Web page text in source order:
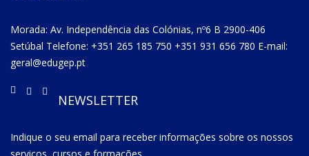
Morada: Av. Independência das Colónias, nº6 B 2900-406
Setúbal Telefone: +351 265 185 750 +351 931 656 780 E-mail:
geral@edugep.pt
NEWSLETTER
Indique o seu email para receber informações sobre os nossos